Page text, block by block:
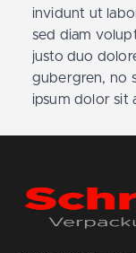
invidunt ut
sed diam
justo duo
gubergren, no
ipsum dolor sit